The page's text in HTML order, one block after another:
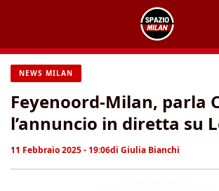
contenuto
NEWS MILAN
Feyenoord-Milan, parla
l’annuncio in diretta su
11 Febbraio 2025 - 19:06di Giulia Bianchi